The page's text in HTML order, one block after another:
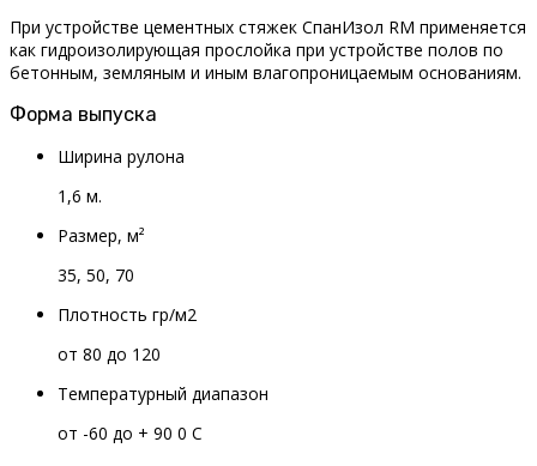
При устройстве цементных стяжек СпанИзол RМ применяется
как гидроизолирующая прослойка при устройстве полов по
бетонным, земляным и иным влагопроницаемым основаниям.
Форма выпуска
Ширина рулона
1,6 м.
Размер, м²
35, 50, 70
Плотность гр/м2
от 80 до 120
Температурный диапазон
от -60 до + 90 0 С